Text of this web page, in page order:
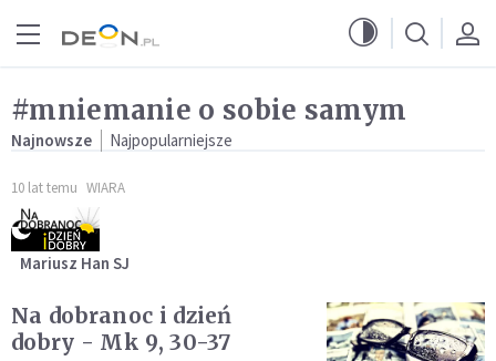
#mniemanie o sobie samym
Najnowsze Najpopularniejsze
10 lat temu WIARA
Mariusz Han SJ
Na dobranoc i dzień
dobry - Mk 9, 30-37